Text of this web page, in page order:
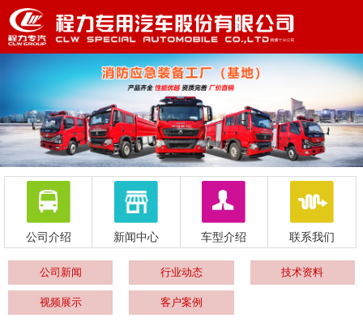
公司介绍 新闻中心 车型介绍 联系我们
公司新闻 行业动态 技术资料
视频展示 客户案例